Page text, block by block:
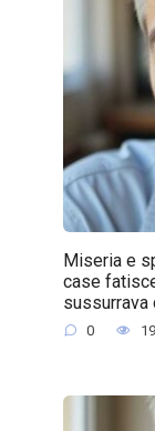
Miseria e
case
sussurrava
0 19